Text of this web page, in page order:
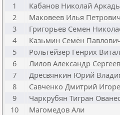
1
Кабанов Николай
2
Маковеев Илья Петрович
3
Григорьев Семен
4
Казьмин Семён
5
Рольгейзер Генрих
6
Лилов Александр
7
Дресвянкин Юрий
8
Савченко Дмитрий
9
Чаркрубян Тигран
10
Магомедов Али